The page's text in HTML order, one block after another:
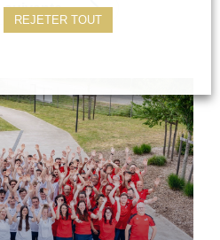
suivante
REJETER TOUT